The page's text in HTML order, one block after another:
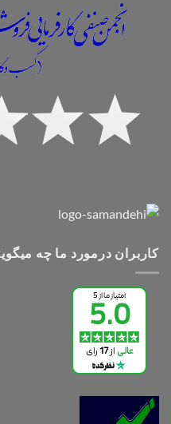
کاربران درمورد ما چه